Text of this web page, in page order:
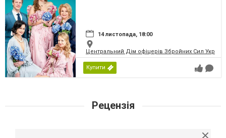
14 листопада, 18:00
Центральний Дім офіцерів Збройних Сил
Купити
Рецензія